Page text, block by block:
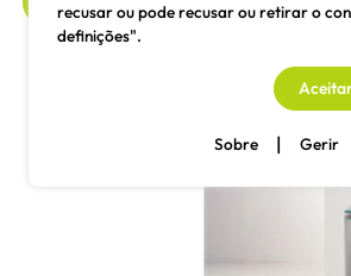
recusar ou pode recusar ou retirar o
definições".
Sobre | Gerir